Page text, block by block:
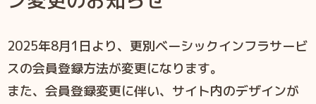
2025年8月1日より、更別ベーシックインフラサービ
スの会員登録方法が変更になります。
また、会員登録変更に伴い、サイト内のデザインが